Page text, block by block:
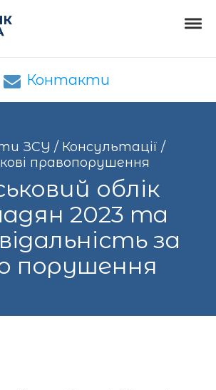
Контакти
облік
2023 та
за
порушення
ЗСУ / Консультації /
правопорушення